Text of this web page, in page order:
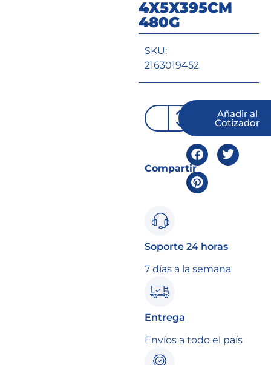
4X5X395CM
480G
SKU:
2163019452
Añadir al
Cotizador
Compartir
Soporte 24 horas
7 días a la semana
Entrega
Envíos a todo el país